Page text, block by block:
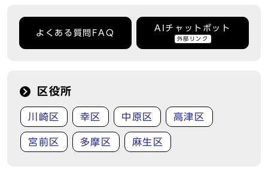
よくある質問FAQ
AIチャットボット
外部リンク
区役所
川崎区 幸区 中原区 高津区
宮前区 多摩区 麻生区